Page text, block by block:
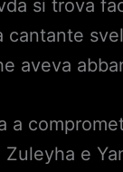
si trova
cantante
aveva
a
e